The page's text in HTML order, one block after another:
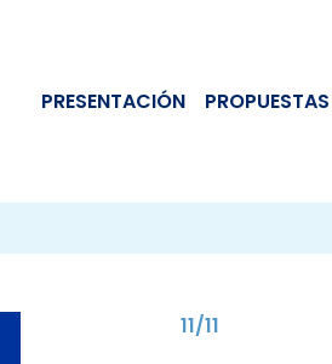
PRESENTACIÓN
11/11